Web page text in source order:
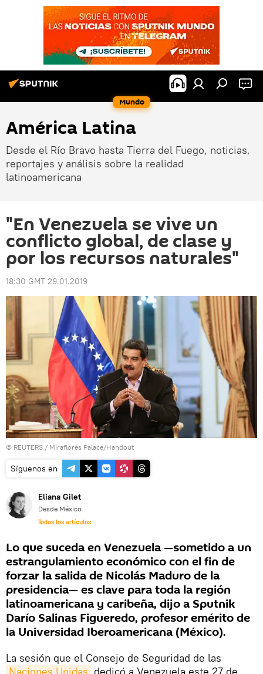
Mundo
América Latina
Desde el Río Bravo hasta Tierra del Fuego, noticias,
reportajes y análisis sobre la realidad
latinoamericana
"En Venezuela se vive un
conflicto global, de clase y
por los recursos naturales"
18:30 GMT 29.01.2019
© REUTERS / Miraflores Palace/Handout
Síguenos en
Eliana Gilet
Desde México
Todos los artículos
Lo que suceda en Venezuela —sometido a un
estrangulamiento económico con el fin de
forzar la salida de Nicolás Maduro de la
presidencia— es clave para toda la región
latinoamericana y caribeña, dijo a Sputnik
Darío Salinas Figueredo, profesor emérito de
la Universidad Iberoamericana (México).
La sesión que el Consejo de Seguridad de las
Naciones Unidas dedicó a Venezuela este 27 de